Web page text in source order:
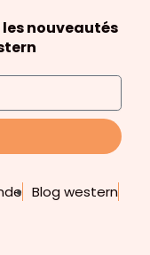
nouveautés
Blog western